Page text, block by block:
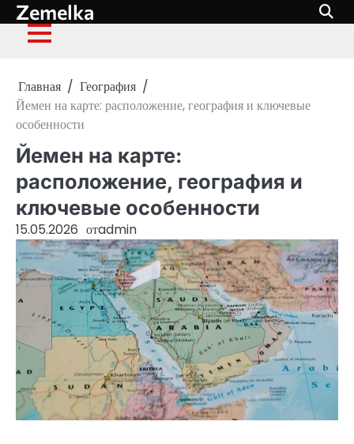
Перейти
к
содержимому
Zemelka
Главная
География
Йемен на карте: расположение, география и ключевые
особенности
Йемен на карте:
расположение, география и
ключевые особенности
15.05.2026 отadmin